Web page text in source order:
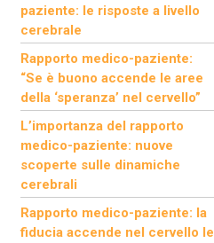
paziente: le risposte a livello
cerebrale
Rapporto medico-paziente:
“Se è buono accende le aree
della ‘speranza’ nel cervello”
L’importanza del rapporto
medico-paziente: nuove
scoperte sulle dinamiche
cerebrali
Rapporto medico-paziente: la
fiducia accende nel cervello le